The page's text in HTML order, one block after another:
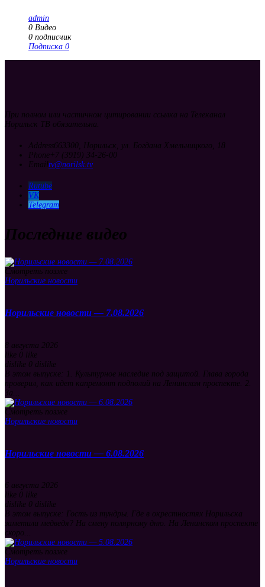
admin
0 Видео
0 подписчик
Подписка 0
При полном или частичном цитировании ссылка на Телеканал
Норильск ТВ обязательна.
Address663300, Норильск, ул. Богдана Хмельницкого, 18
Phone +7 (3919) 34-26-00
Emailtv@norilsk.tv
Rutube
VK
Telegram
Последние видео
Смотреть позже
Норильские новости
Норильские новости — 7.08.2026
8 августа 2026
like 0 like
dislike 0 dislike
В этом выпуске: 1. Культурное наследие под защитой. Глава города
проверил, как идет капремонт подполий на Ленинском проспекте. 2.
За...
Смотреть позже
Норильские новости
Норильские новости — 6.08.2026
6 августа 2026
like 0 like
dislike 0 dislike
В этом выпуске: Гость из тундры. Где в окрестностях Норильска
заметили медведя? На смену полярному дню. На Ленинском проспекте
скоро...
Смотреть позже
Норильские новости